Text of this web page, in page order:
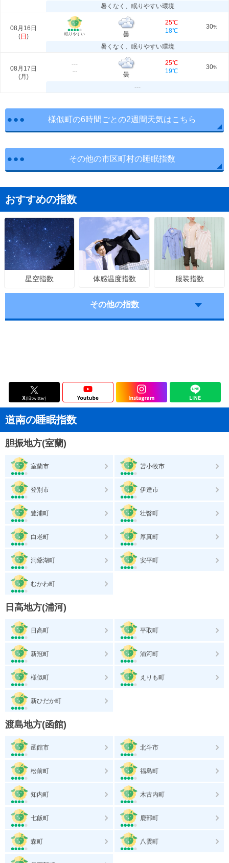
暑くなく、眠りやすい環境
08月16日
(日 ) 眠りやすい 曇
25℃
18℃
30%
暑くなく、眠りやすい環境
08月17日
(月 )
---
---
曇
25℃
19℃
30%
---
様似町の6時間ごとの2週間天気はこちら
その他の市区町村の睡眠指数
おすすめの指数
星空指数 体感温度指数 服装指数
その他の指数
道南の睡眠指数
胆振地方(室蘭)
室蘭市 苫小牧市
登別市 伊達市
豊浦町 壮瞥町
白老町 厚真町
洞爺湖町 安平町
むかわ町
日高地方(浦河)
日高町 平取町
新冠町 浦河町
様似町 えりも町
新ひだか町
渡島地方(函館)
函館市 北斗市
松前町 福島町
知内町 木古内町
七飯町 鹿部町
森町 八雲町